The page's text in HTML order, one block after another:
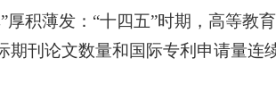
厚积薄发：“十四五”时期，高等教
期刊论文数量和国际专利申请量连